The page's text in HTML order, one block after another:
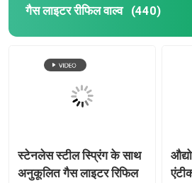
एरोसोल स्प्रे वाल्व
ब्यूटेन गैस लाइटर रिफिल
ऑक्सीजन स्प्रे कैप
टायर inflator वाल्व actuator
गैस लाइटर रीफिल वाल्व (440)
स्टेनलेस स्टील स्प्रिंग के साथ
अनुकूलित गैस लाइटर रिफिल